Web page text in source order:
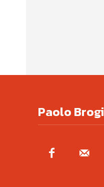
Paolo Brogi